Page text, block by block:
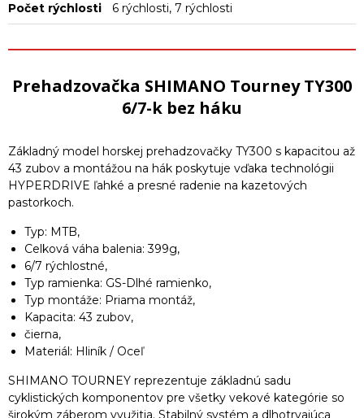
Počet rýchlosti 6 rýchlosti, 7 rýchlosti
Prehadzovačka SHIMANO Tourney TY300
6/7-k bez háku
Základný model horskej prehadzovačky TY300 s kapacitou až
43 zubov a montážou na hák poskytuje vďaka technológii
HYPERDRIVE ľahké a presné radenie na kazetových
pastorkoch.
Typ: MTB,
Celková váha balenia: 399g,
6/7 rýchlostné,
Typ ramienka: GS-Dlhé ramienko,
Typ montáže: Priama montáž,
Kapacita: 43 zubov,
čierna,
Materiál: Hliník / Oceľ
SHIMANO TOURNEY reprezentuje základnú sadu
cyklistických komponentov pre všetky vekové kategórie so
širokým záberom využitia. Stabilný systém a dlhotrvajúca